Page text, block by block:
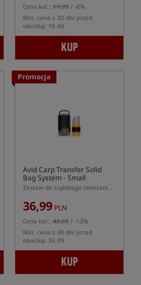
Cena kat.: 17,99 / -8%
Min. cena z 30 dni przed
obniżką: 16.49
KUP
Promocja
Avid Carp Transfer Solid
Bag System - Small
Zestaw do szybkiego tworzenia pakunków Solid Bag
36,99 PLN
Cena kat.: 42,69 / -13%
Min. cena z 30 dni przed
obniżką: 36.99
KUP